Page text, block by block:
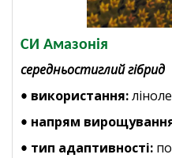
СИ Амазонія
середньостиглий гібрид
• використання:
• напрям
• тип адаптивності: